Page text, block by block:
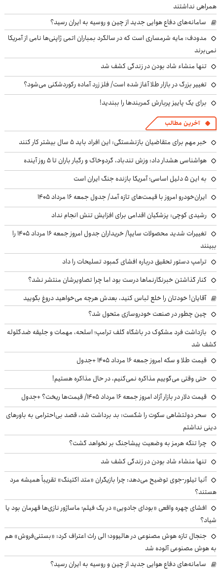
همراهی نداشتند
سامانه‌های دفاع هوایی جدید از چین و روسیه به ایران رسید؟
مدودف: مایه شرمساری است که در سالگرد بمباران اتمی ژاپنی‌ها نامی از آمریکا
نمی‌برند
تنها منشاء شاد بودن در زندگی کشف شد
تغییر بزرگ در بازار طلا آغاز شده است/ فلز زرد آماده رکوردشکنی می‌شود؟
برای یک پاییز پربارش کمربندها را ببندید!
آخرین مطالب
خبر مهم برای متقاضیان بازنشستگی: این افراد باید ۵ سال بیشتر کار کنند
هواشناسی هشدار داد: وزش تندباد، گردوخاک و رگبار باران تا ۵ روز آینده
به این ۵ دلیل اساسی؛ آمریکا بازنده جنگ ایران است
ایران‌خودرو امروز با قیمت‌های تازه آمد/ جدول جمعه ۱۶ مرداد ۱۴۰۵
رشیدی کوچی: پزشکیان اقدامی برای افزایش تنش انجام نداد
تغییرات شدید محصولات سایپا/ خریداران جدول امروز جمعه ۱۶ مرداد ۱۴۰۵ را
ببینند
ترامپ دستور تحقیق درباره افشای کمبود تسلیحات را داد
کنار گذاشتن خبرنگارنماها درست بود اما چرا تصاویرشان منتشر نشد؟
آقایان! خودتان را خلع لباس کنید، بعدش هرچه می‌خواهید دروغ بگویید
چین چطور در صنعت خودروسازی متحول شد؟
بازداشت فرد مشکوک در باشگاه گلف ترامپ؛ اسلحه، مهمات و جلیقه ضدگلوله
کشف شد
قیمت طلا و سکه امروز جمعه ۱۶ مرداد ۱۴۰۵ +جدول
حتی وقتی می‌گوییم مذاکره نمی‌کنیم، در حال مذاکره هستیم!
قیمت دلار در بازار آزاد امروز جمعه ۱۶ مرداد ۱۴۰۵/ قیمت‌ها ریخت؟ +جدول
سحر دولتشاهی سکوت را شکست: بد برداشت شد، قصد بی‌احترامی به باورهای
دینی نداشتم
چرا تنگه هرمز به وضعیت پیشاجنگ بر نخواهد گشت؟
تنها منشاء شاد بودن در زندگی کشف شد
آنیا تیلور-جوی توضیح می‌دهد: چرا بازیگران «متد اکتینگ» تقریباً همیشه مرد
هستند؟
افشای چهره واقعی «بودای جادویی» در یک فیلم؛ ماساژور نازی‌ها قهرمان بود یا
شیاد؟
جنجال تازه هوش مصنوعی در هالیوود؛ الی راث اعتراف کرد: «بستنی‌فروش» هم
به هوش مصنوعی آلوده شد
سامانه‌های دفاع هوایی جدید از چین و روسیه به ایران رسید؟